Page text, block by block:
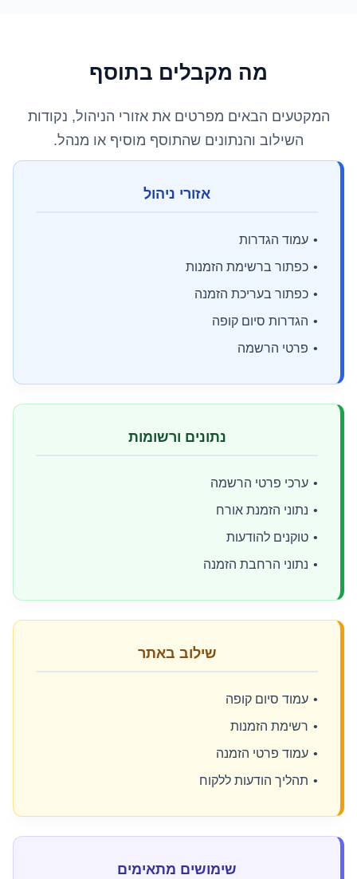
מה מקבלים בתוסף
המקטעים הבאים מפרטים את אזורי הניהול, נקודות
השילוב והנתונים שהתוסף מוסיף או מנהל.
אזורי ניהול
עמוד הגדרות
כפתור ברשימת הזמנות
כפתור בעריכת הזמנה
הגדרות סיום קופה
פרטי הרשמה
נתונים ורשומות
ערכי פרטי הרשמה
נתוני הזמנת אורח
טוקנים להודעות
נתוני הרחבת הזמנה
שילוב באתר
עמוד סיום קופה
רשימת הזמנות
עמוד פרטי הזמנה
תהליך הודעות ללקוח
שימושים מתאימים